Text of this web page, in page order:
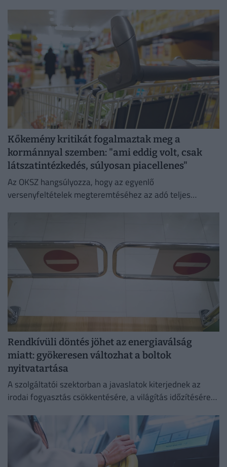
zökkenőmentes kiszolgálását.
Kőkemény kritikát fogalmaztak meg a
kormánnyal szemben: "ami eddig volt, csak
látszatintézkedés, súlyosan piacellenes"
Az OKSZ hangsúlyozza, hogy az egyenlő
versenyfeltételek megteremtéséhez az adó teljes
Rendkívüli döntés jöhet az energiaválság
miatt: gyökeresen változhat a boltok
nyitvatartása
A szolgáltatói szektorban a javaslatok kiterjednek az
irodai fogyasztás csökkentésére, a világítás időzítésére